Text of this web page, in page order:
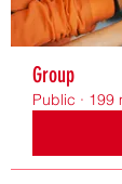
Group
Public · 199